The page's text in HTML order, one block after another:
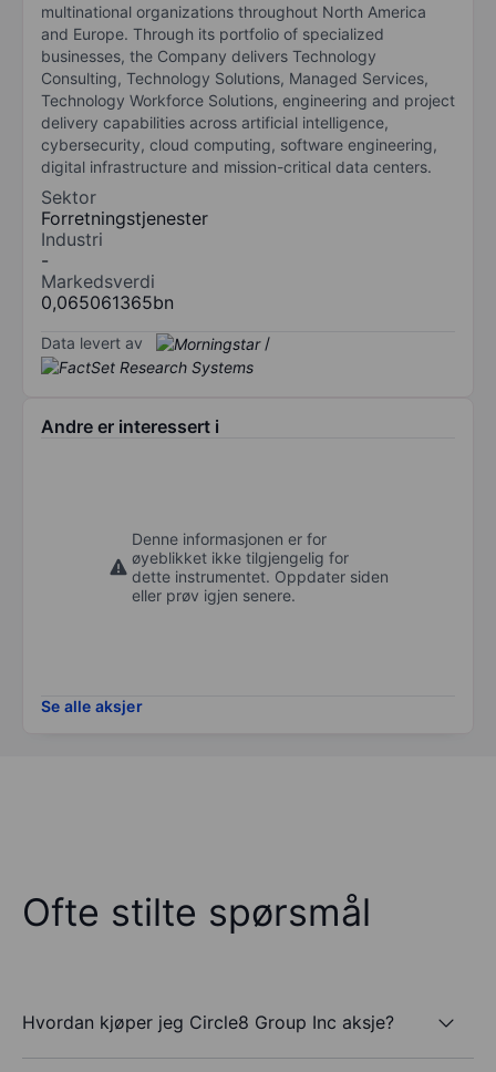
multinational organizations throughout North America
and Europe. Through its portfolio of specialized
businesses, the Company delivers Technology
Consulting, Technology Solutions, Managed Services,
Technology Workforce Solutions, engineering and project
delivery capabilities across artificial intelligence,
cybersecurity, cloud computing, software engineering,
digital infrastructure and mission-critical data centers.
Sektor
Forretningstjenester
Industri
-
Markedsverdi
0,065061365bn
Data levert av /
Andre er interessert i
Denne informasjonen er for
øyeblikket ikke tilgjengelig for
dette instrumentet. Oppdater siden
eller prøv igjen senere.
Se alle aksjer
Ofte stilte spørsmål
Hvordan kjøper jeg Circle8 Group Inc aksje?